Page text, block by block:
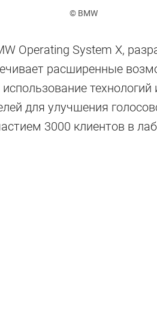
© BMW
Operating System X,
расширенные
технологий
для улучшения
3000 клиентов в